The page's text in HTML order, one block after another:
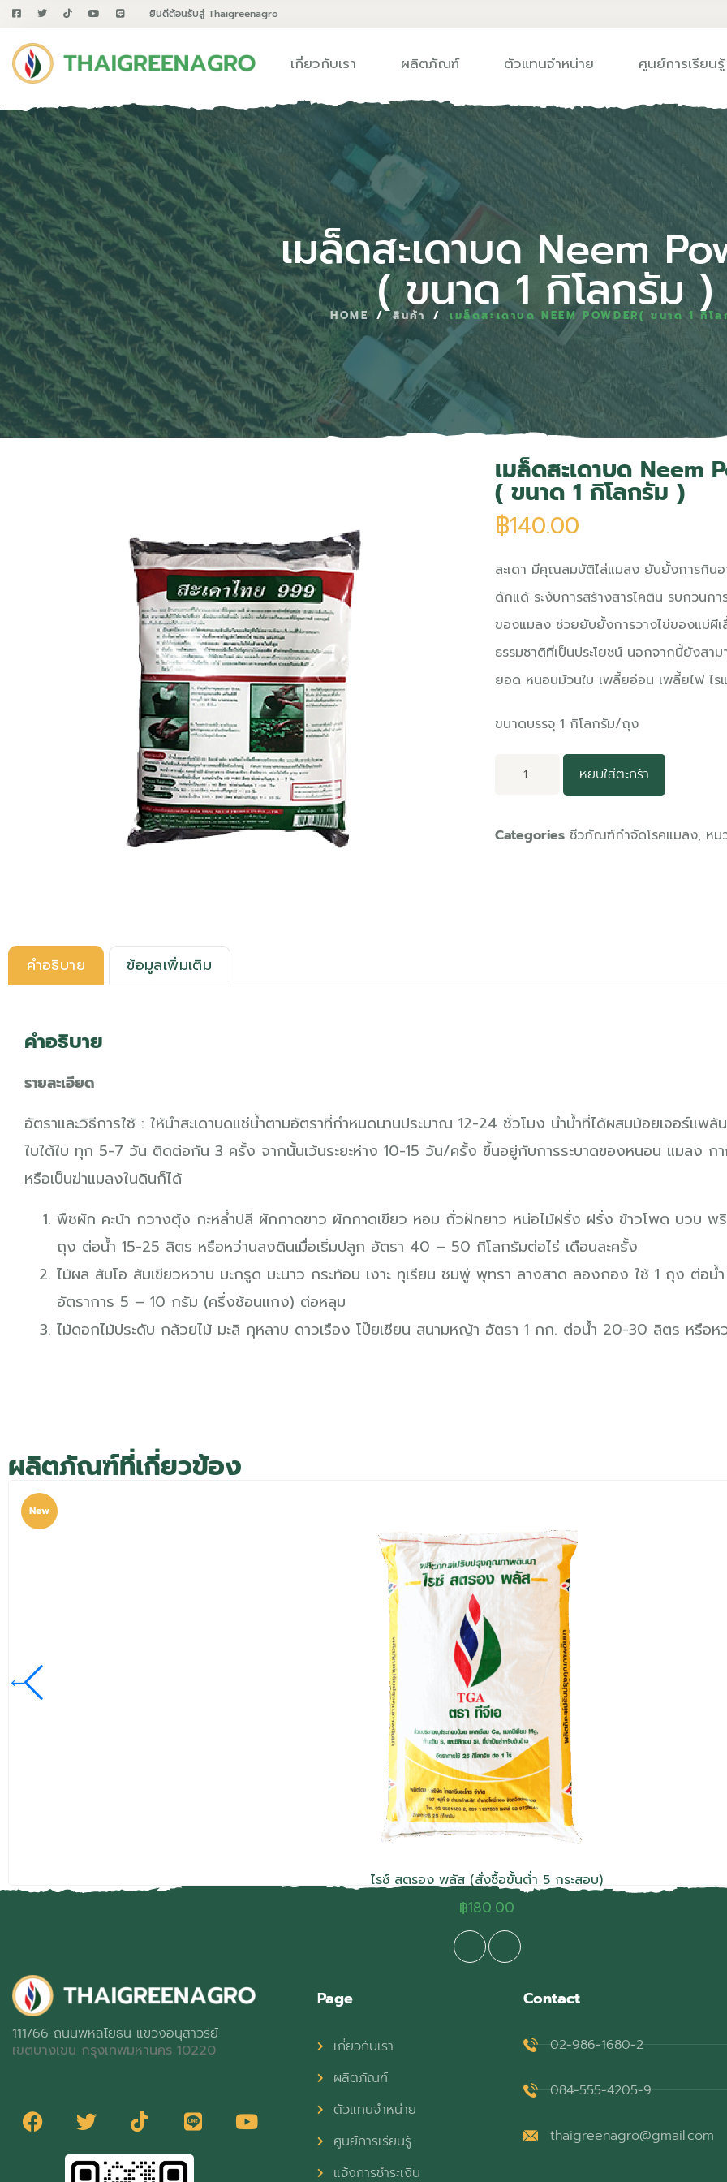
ยินดีต้อนรับสู่ Thaigreenagro
เกี่ยวกับเรา ผลิตภัณฑ์ ตัวแทนจำหน่าย ศูนย์การเรียนรู้
เมล็ดสะเดาบด Neem
( ขนาด 1 กิโลกรัม )
HOME / สินค้า / เมล็ดสะเดาบด NEEM POWDER( ขนาด 1 กิโ
เมล็ดสะเดาบด Neem
( ขนาด 1 กิโลกรัม )
฿140.00
สะเดา มีคุณสมบัติไล่แมลง ยับยั้งการกิน
ดักแด้ ระงับการสร้างสารไคติน รบกวนก
ของแมลง ช่วยยับยั้งการวางไข่ของแม่ผี
ธรรมชาติที่เป็นประโยชน์ นอกจากนี้ยังส
ยอด หนอนม้วนใบ เพลี้ยอ่อน เพลี้ยไฟ ไร
ขนาดบรรจุ 1 กิโลกรัม/ถุง
หยิบใส่ตะกร้า
Categories ชีวภัณฑ์กำจัดโรคแมลง, ห
คำอธิบาย ข้อมูลเพิ่มเติม
คำอธิบาย
รายละเอียด
อัตราและวิธีการใช้ : ให้นำสะเดาบดแช่น้ำตามอัตราที่กำหนดนานประมาณ 12-24 ชั่วโมง นำน้ำที่ได้ผสมม้อยเจอร์แพ
ใบใต้ใบ ทุก 5-7 วัน ติดต่อกัน 3 ครั้ง จากนั้นเว้นระยะห่าง 10-15 วัน/ครั้ง ขึ้นอยู่กับการระบาดของหนอน แมลง กา
หรือเป็นฆ่าแมลงในดินก็ได้
พืชผัก คะน้า กวางตุ้ง กะหล่ำปลี ผักกาดขาว ผักกาดเขียว หอม ถั่วฝักยาว หน่อไม้ฝรั่ง ฝรั่ง ข้าวโพด บวบ พริ
ถุง ต่อน้ำ 15-25 ลิตร หรือหว่านลงดินเมื่อเริ่มปลูก อัตรา 40 – 50 กิโลกรัมต่อไร่ เดือนละครั้ง
ไม้ผล ส้มโอ ส้มเขียวหวาน มะกรูด มะนาว กระท้อน เงาะ ทุเรียน ชมพู่ พุทรา ลางสาด ลองกอง ใช้ 1 ถุง ต่
อัตราการ 5 – 10 กรัม (ครึ่งช้อนแกง) ต่อหลุม
ไม้ดอกไม้ประดับ กล้วยไม้ มะลิ กุหลาบ ดาวเรือง โป๊ยเซียน สนามหญ้า อัตรา 1 กก. ต่อน้ำ 20-30 ลิตร หรือ
ผลิตภัณฑ์ที่เกี่ยวข้อง
New
ไรซ์ สตรอง พลัส (สั่งซื้อขั้นต่ำ 5 กระสอบ)
฿180.00
111/66 ถนนพหลโยธิน แขวงอนุสาวรีย์
เขตบางเขน กรุงเทพมหานคร 10220
Page
เกี่ยวกับเรา
ผลิตภัณฑ์
ตัวแทนจำหน่าย
ศูนย์การเรียนรู้
แจ้งการชำระเงิน
Contact
02-986-1680-2
084-555-4205-9
thaigreenagro@gmail.com